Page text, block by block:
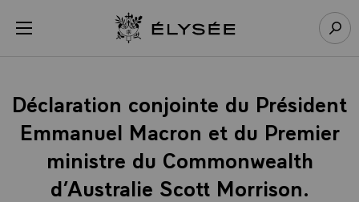
menu Retour à l’accueil Élysée
Déclaration conjointe du Président
Emmanuel Macron et du Premier
ministre du Commonwealth
d’Australie Scott Morrison.
Panneau de gestion des cookies